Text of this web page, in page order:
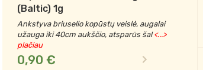
(Baltic) 1g
Ankstyva briuselio kopūstų veislė, augalai
užauga iki 40cm aukščio, atsparūs šal<...>
plačiau
0,90 €